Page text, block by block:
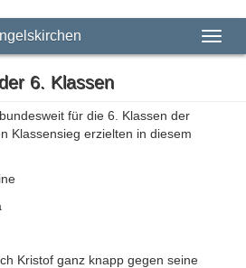
6. Klassen
für die 6. Klassen der
Klassensieg erzielten in diesem
Kristof ganz knapp gegen seine